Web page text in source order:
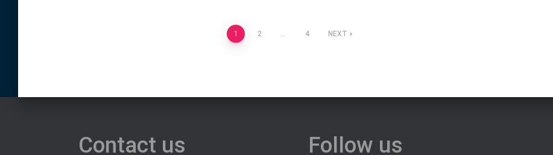
1 2 4 NEXT
Contact us Follow us